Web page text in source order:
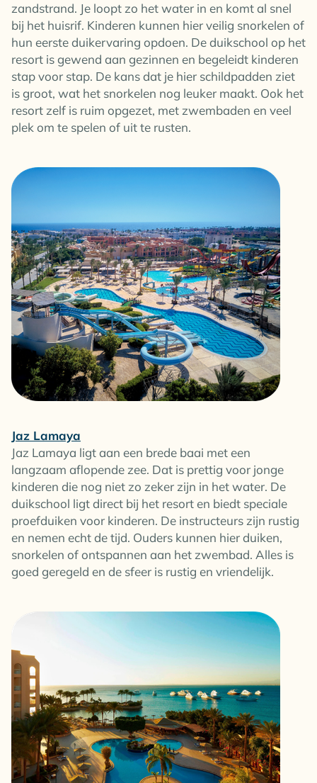
zandstrand. Je loopt zo het water in en komt al snel
bij het huisrif. Kinderen kunnen hier veilig snorkelen of
hun eerste duikervaring opdoen. De duikschool op het
resort is gewend aan gezinnen en begeleidt kinderen
stap voor stap. De kans dat je hier schildpadden ziet
is groot, wat het snorkelen nog leuker maakt. Ook het
resort zelf is ruim opgezet, met zwembaden en veel
plek om te spelen of uit te rusten.
Jaz Lamaya
Jaz Lamaya ligt aan een brede baai met een
langzaam aflopende zee. Dat is prettig voor jonge
kinderen die nog niet zo zeker zijn in het water. De
duikschool ligt direct bij het resort en biedt speciale
proefduiken voor kinderen. De instructeurs zijn rustig
en nemen echt de tijd. Ouders kunnen hier duiken,
snorkelen of ontspannen aan het zwembad. Alles is
goed geregeld en de sfeer is rustig en vriendelijk.